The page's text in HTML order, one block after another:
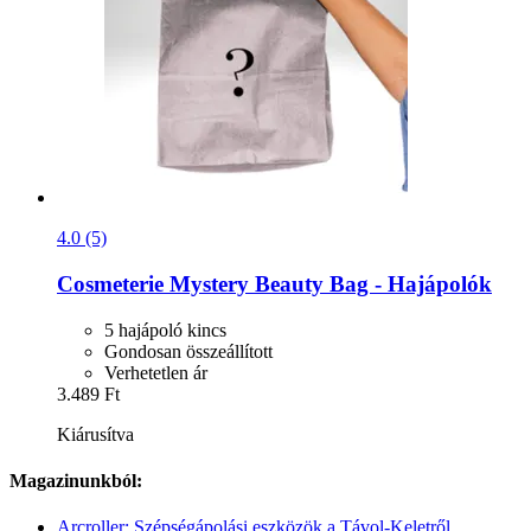
4.0 (5)
Cosmeterie Mystery Beauty Bag -​ Hajápolók
5 hajápoló kincs
Gondosan összeállított
Verhetetlen ár
3.489 Ft
Kiárusítva
Magazinunkból: